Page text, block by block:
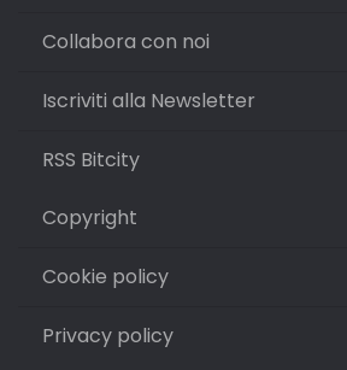
Collabora con noi
Iscriviti alla Newsletter
RSS Bitcity
Copyright
Cookie policy
Privacy policy